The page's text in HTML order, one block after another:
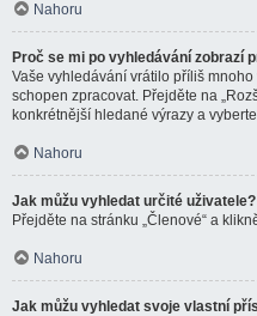
Nahoru
Proč se mi po vyhledávání zobrazí
Vaše vyhledávání vrátilo příliš
schopen zpracovat. Přejděte na
konkrétnější hledané výrazy a
Nahoru
Jak můžu vyhledat určité uživatele?
Přejděte na stránku „Členové“ a
Nahoru
Jak můžu vyhledat svoje vlastní